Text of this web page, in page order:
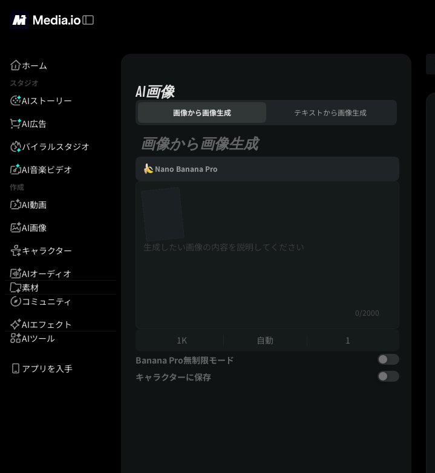
ホーム
スタジオ
AIストーリー
AI広告
バイラルスタジオ
AI音楽ビデオ
作成
AI動画
AI画像
キャラクター
AIオーディオ
素材
コミュニティ
AIエフェクト
AIツール
アプリを入手
AI画像
画像から画像生成 テキストから画像生成
画像から画像生成
Nano Banana Pro
0/2000
1K 自動
1
Banana Pro無制限モード
キャラクターに保存